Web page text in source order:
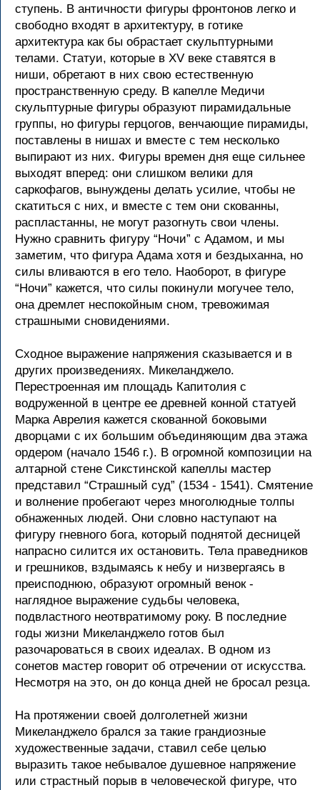
ступень. В античности фигуры фронтонов легко и
свободно входят в архитектуру, в готике
архитектура как бы обрастает скульптурными
телами. Статуи, которые в XV веке ставятся в
ниши, обретают в них свою естественную
пространственную среду. В капелле Медичи
скульптурные фигуры образуют пирамидальные
группы, но фигуры герцогов, венчающие пирамиды,
поставлены в нишах и вместе с тем несколько
выпирают из них. Фигуры времен дня еще сильнее
выходят вперед: они слишком велики для
саркофагов, вынуждены делать усилие, чтобы не
скатиться с них, и вместе с тем они скованны,
распластанны, не могут разогнуть свои члены.
Нужно сравнить фигуру “Ночи” с Адамом, и мы
заметим, что фигура Адама хотя и бездыханна, но
силы вливаются в его тело. Наоборот, в фигуре
“Ночи” кажется, что силы покинули могучее тело,
она дремлет неспокойным сном, тревожимая
страшными сновидениями.
Сходное выражение напряжения сказывается и в
других произведениях. Микеланджело.
Перестроенная им площадь Капитолия с
водруженной в центре ее древней конной статуей
Марка Аврелия кажется скованной боковыми
дворцами с их большим объединяющим два этажа
ордером (начало 1546 г.). В огромной композиции на
алтарной стене Сикстинской капеллы мастер
представил “Страшный суд” (1534 - 1541). Смятение
и волнение пробегают через многолюдные толпы
обнаженных людей. Они словно наступают на
фигуру гневного бога, который поднятой десницей
напрасно силится их остановить. Тела праведников
и грешников, вздымаясь к небу и низвергаясь в
преисподнюю, образуют огромный венок -
наглядное выражение судьбы человека,
подвластного неотвратимому року. В последние
годы жизни Микеланджело готов был
разочароваться в своих идеалах. В одном из
сонетов мастер говорит об отречении от искусства.
Несмотря на это, он до конца дней не бросал резца.
На протяжении своей долголетней жизни
Микеланджело брался за такие грандиозные
художественные задачи, ставил себе целью
выразить такое небывалое душевное напряжение
или страстный порыв в человеческой фигуре, что